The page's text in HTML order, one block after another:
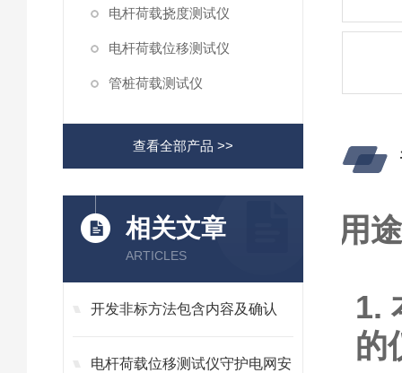
电杆荷载挠度测试仪
电杆荷载位移测试仪
管桩荷载测试仪
查看全部产品 >>
相关文章
ARTICLES
开发非标方法包含内容及确认
电杆荷载位移测试仪守护电网安
1.
的